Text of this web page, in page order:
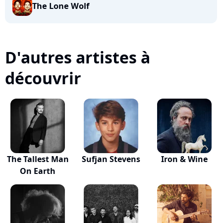
The Lone Wolf
D'autres artistes à
découvrir
The Tallest Man
On Earth
Sufjan Stevens Iron & Wine